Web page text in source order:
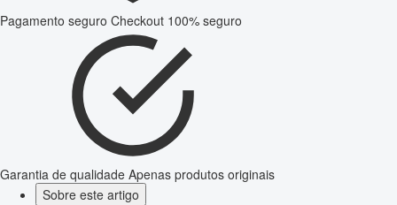
Pagamento seguro Checkout 100% seguro
Garantia de qualidade Apenas produtos originais
Sobre este artigo